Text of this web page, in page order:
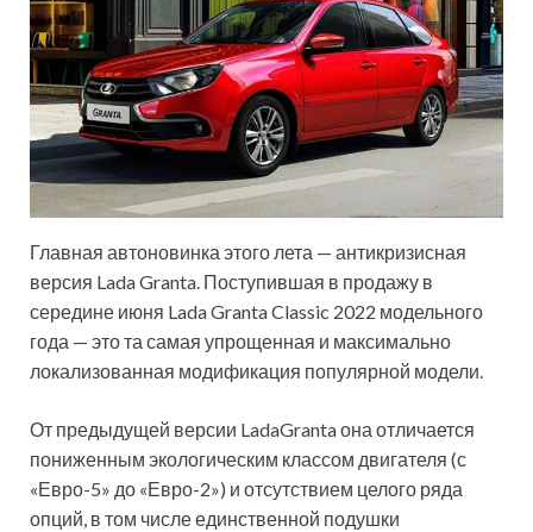
Главная автоновинка этого лета — антикризисная
версия Lada Granta. Поступившая в продажу в
середине июня Lada Granta Classic 2022 модельного
года — это та самая упрощенная и максимально
локализованная модификация популярной модели.
От предыдущей версии LadaGranta она отличается
пониженным экологическим классом двигателя (с
«Евро-5» до «Евро-2») и отсутствием целого ряда
опций, в том числе единственной подушки